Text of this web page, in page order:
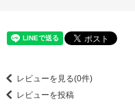
レビューを見る(0件)
レビューを投稿